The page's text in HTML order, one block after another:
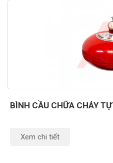
BÌNH CẦU CHỮA CHÁY
Xem chi tiết